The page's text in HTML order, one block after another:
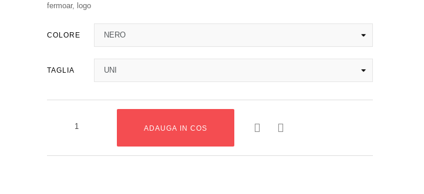
fermoar, logo
COLORE
TAGLIA
ADAUGA IN COS  